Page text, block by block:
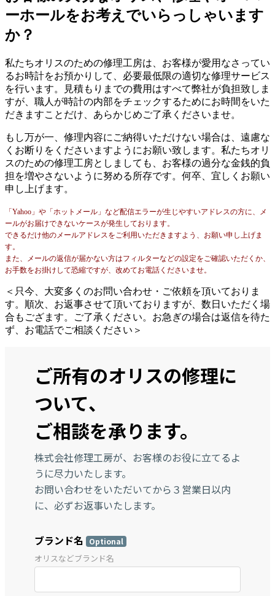
ーホールをお考えでいらっしゃいます
か？
私たちオリスのための修理工房は、お客様が愛用なさってい
るお時計をお預かりして、必要最低限の適切な修理サービス
を行います。見積もりまでの費用はすべて弊社が負担致しま
すが、職人が時計の内部をチェックするためにお時間をいた
だきますことだけ、あらかじめご了承くださいませ。
もし万が一、修理内容にご納得いただけない場合は、遠慮な
くお断りをくださいますようにお願い致します。私たちオリ
スのための修理工房としましても、お客様の過分な金銭的負
担を増やさないように努める所存です。何卒、宜しくお願い
申し上げます。
「Yahoo」や「ホットメール」など配信エラーが生じやすいアドレスの方に、メ
ールがお届けできないケースが発生しております。
できるだけ他のメールアドレスをご利用いただきますよう、お願い申し上げま
す。
また、メールの返信が届かない方はフィルターなどの設定をご確認いただくか、
お手数をお掛けして恐縮ですが、改めてお電話くださいませ。
＜只今、大変多くのお問い合わせ・ご依頼を頂いておりま
す。順次、お返事させて頂いておりますが、数日いただく場
合もござます。ご了承ください。お急ぎの場合は返信を待た
ず、お電話でご相談ください＞